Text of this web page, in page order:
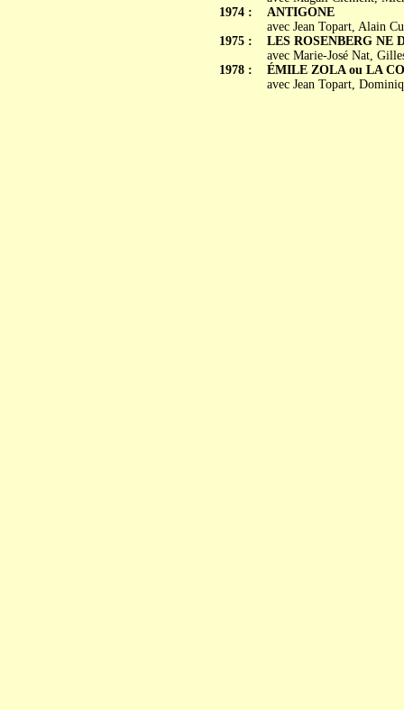
1974 :
1975 :
1978 :
ANTIGONE
avec Jean Topart, Alain
LES ROSENBERG NE
avec Marie-José Nat,
ÉMILE ZOLA ou LA
avec Jean Topart,